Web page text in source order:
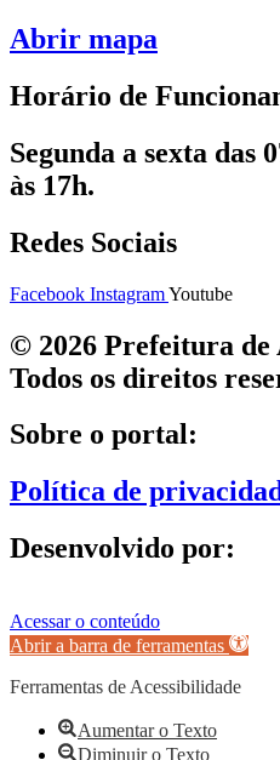
Abrir mapa
Horário de
Segunda a sexta das
às 17h.
Redes Sociais
Facebook InstagramYoutube
© 2026 Prefeitura
Todos os direitos
Sobre o portal:
Política de
Desenvolvido por:
Acessar o conteúdo
Abrir a barra de ferramentas
Ferramentas de Acessibilidade
Aumentar o Texto
Diminuir o Texto